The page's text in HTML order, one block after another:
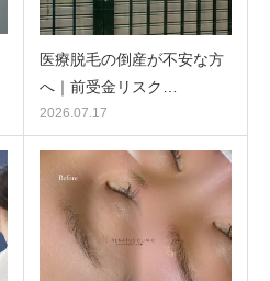
医療脱毛の倒産が不安な方
へ｜前受金リスク…
2026.07.17